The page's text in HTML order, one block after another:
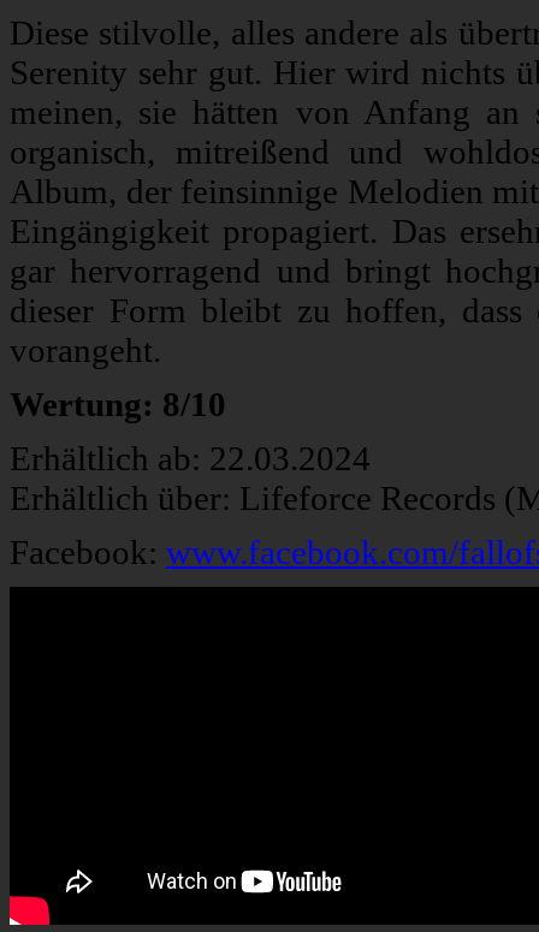
Diese stilvolle, alles andere als
Serenity sehr gut. Hier wird nichts
meinen, sie hätten von Anfang
organisch, mitreißend und
Album, der feinsinnige Melodien
Eingängigkeit propagiert. Das
gar hervorragend und bringt
dieser Form bleibt zu hoffen,
vorangeht.
Wertung: 8/10
Erhältlich ab: 22.03.2024
Erhältlich über: Lifeforce Records
Facebook: www.facebook.com/